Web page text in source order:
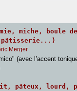
miche, boule
pâtisserie...)
Merger
(avec l’accent
pâteux, lourd,